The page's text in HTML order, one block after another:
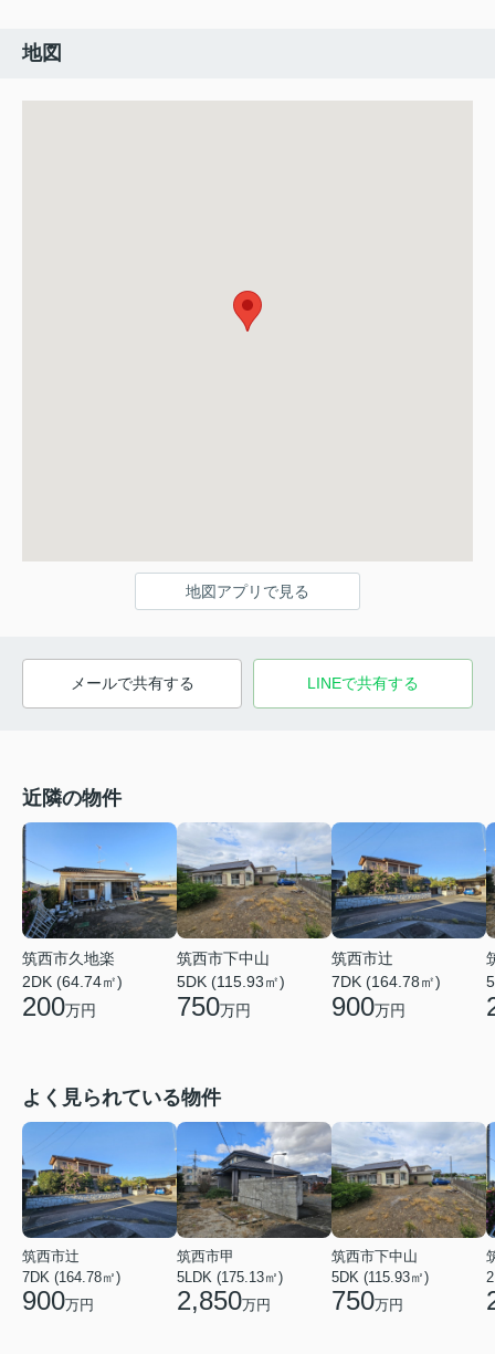
地図
地図アプリで見る
メールで共有する LINEで共有する
近隣の物件
筑西市久地楽
2DK (64.74㎡)
200万円
筑西市下中山
5DK (115.93㎡)
750万円
筑西市辻
7DK (164.78㎡)
900万円
よく見られている物件
筑西市辻
7DK (164.78㎡)
900万円
筑西市甲
5LDK (175.13㎡)
2,850万円
筑西市下中山
5DK (115.93㎡)
750万円